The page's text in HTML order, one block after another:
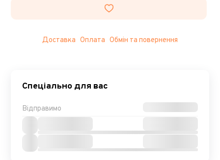
Доставка Оплата Обмін та повернення
Спеціально для вас
Відправимо